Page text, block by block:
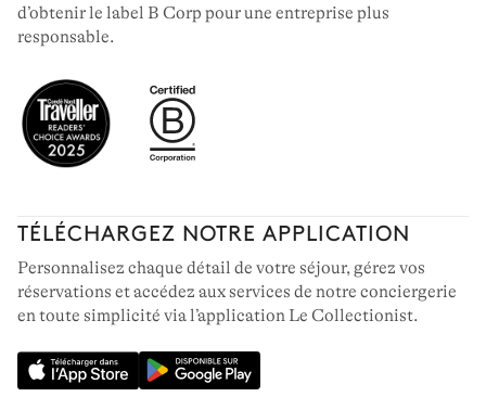
d’obtenir le label B Corp pour une entreprise plus
responsable.
TÉLÉCHARGEZ NOTRE APPLICATION
Personnalisez chaque détail de votre séjour, gérez vos
réservations et accédez aux services de notre conciergerie
en toute simplicité via l’application Le Collectionist.